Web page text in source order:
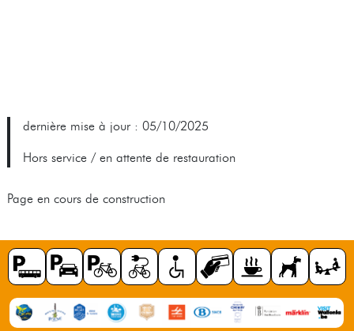
dernière mise à jour : 05/10/2025
Hors service / en attente de restauration
Page en cours de construction